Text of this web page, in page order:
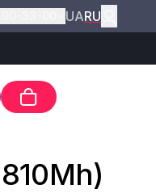
UARU